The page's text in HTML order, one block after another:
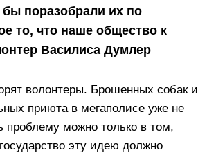
поразобрали их по
то, что наше общество к
Василиса Думлер
волонтеры. Брошенных собак и
приюта в мегаполисе уже не
проблему можно только в том,
эту идею должно